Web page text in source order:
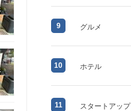
9 グルメ
10 ホテル
11 スタートアップ